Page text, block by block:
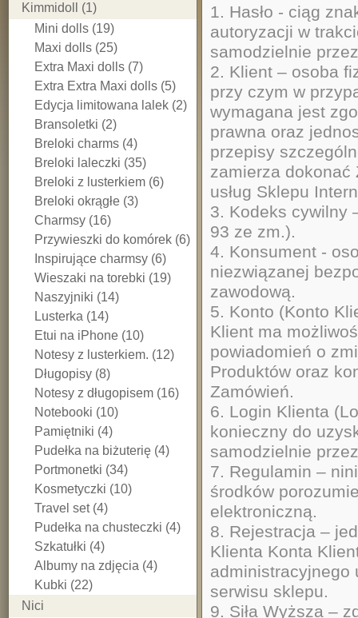
Kimmidoll (1)
Mini dolls (19)
Maxi dolls (25)
Extra Maxi dolls (7)
Extra Extra Maxi dolls (5)
Edycja limitowana lalek (2)
Bransoletki (2)
Breloki charms (4)
Breloki laleczki (35)
Breloki z lusterkiem (6)
Breloki okrągłe (3)
Charmsy (16)
Przywieszki do komórek (6)
Inspirujące charmsy (6)
Wieszaki na torebki (19)
Naszyjniki (14)
Lusterka (14)
Etui na iPhone (10)
Notesy z lusterkiem. (12)
Długopisy (8)
Notesy z długopisem (16)
Notebooki (10)
Pamiętniki (4)
Pudełka na biżuterię (4)
Portmonetki (34)
Kosmetyczki (10)
Travel set (4)
Pudełka na chusteczki (4)
Szkatułki (4)
Albumy na zdjęcia (4)
Kubki (22)
Nici
1. Hasło - ciąg
autoryzacji w
samodzielnie
2. Klient – osoba
przy czym w
wymagana jest
prawna oraz
przepisy
zamierza dokonać
usług Sklepu
3. Kodeks cywilny
93 ze zm.).
4. Konsument -
niezwiązanej
zawodową.
5. Konto (Konto
Klient ma
powiadomień o
Produktów oraz
Zamówień.
6. Login Klienta
konieczny do
samodzielnie
7. Regulamin –
środków
elektroniczną.
8. Rejestracja –
Klienta Konta
administracyjnego
serwisu sklepu.
9. Siła Wyższa –